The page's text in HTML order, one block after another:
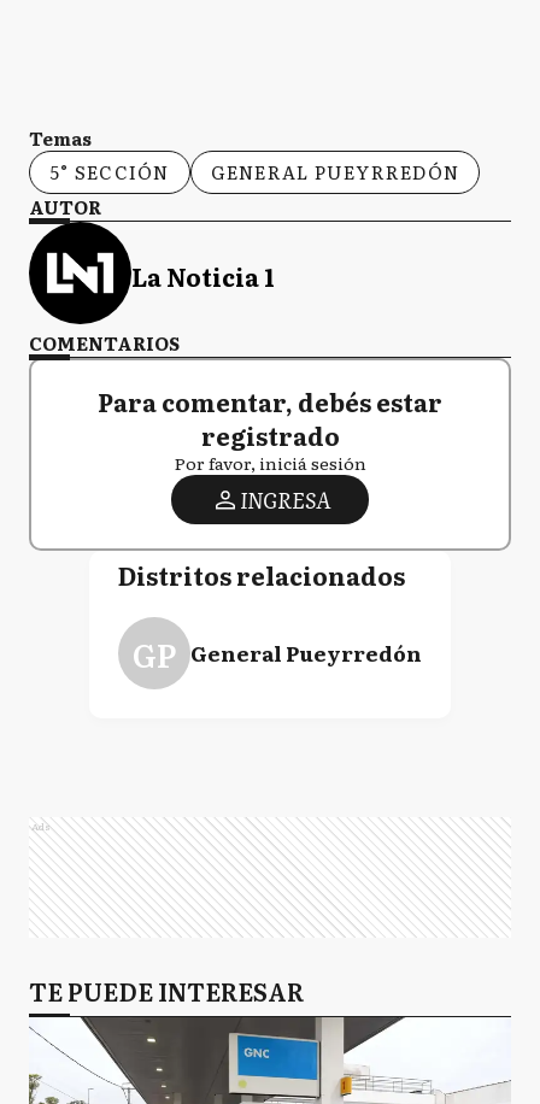
Temas
5° SECCIÓN
GENERAL PUEYRREDÓN
AUTOR
La Noticia 1
COMENTARIOS
Para comentar, debés estar
registrado
Por favor, iniciá sesión
INGRESA
Distritos relacionados
GP General Pueyrredón
Ads
TE PUEDE INTERESAR